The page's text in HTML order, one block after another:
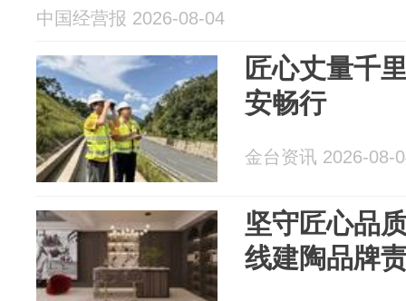
中国经营报 2026-08-04
匠心丈量千
安畅行
金台资讯 2026-08-
坚守匠心品
线建陶品牌